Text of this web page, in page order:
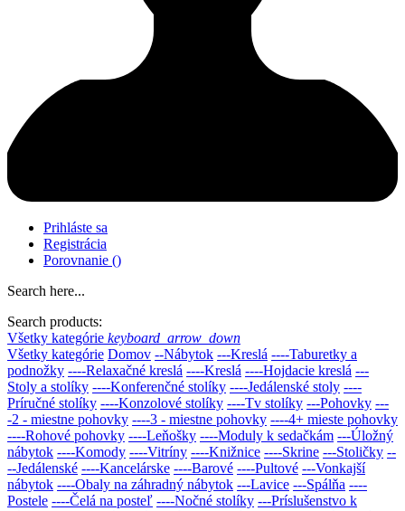
Prihláste sa
Registrácia
Porovnanie ()
Search here...
Search products:
Všetky kategórie keyboard_arrow_down
Všetky kategórie Domov --Nábytok ---Kreslá ----Taburetky a
podnožky ----Relaxačné kreslá ----Kreslá ----Hojdacie kreslá ---
Stoly a stolíky ----Konferenčné stolíky ----Jedálenské stoly ----
Príručné stolíky ----Konzolové stolíky ----Tv stolíky ---Pohovky ---
-2 - miestne pohovky ----3 - miestne pohovky ----4+ mieste pohovky
----Rohové pohovky ----Leňošky ----Moduly k sedačkám ---Úložný
nábytok ----Komody ----Vitríny ----Knižnice ----Skrine ---Stoličky --
--Jedálenské ----Kancelárske ----Barové ----Pultové ---Vonkajší
nábytok ----Obaly na záhradný nábytok ---Lavice ---Spálňa ----
Postele ----Čelá na posteľ ----Nočné stolíky ---Príslušenstvo k